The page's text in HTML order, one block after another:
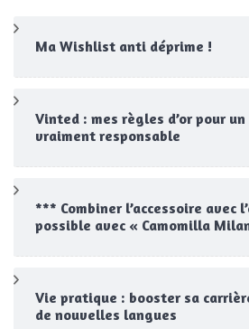
Ma Wishlist anti déprime !
Vinted : mes règles d’or pour
vraiment responsable
*** Combiner l’accessoire avec
possible avec « Camomilla
Vie pratique : booster sa
de nouvelles langues